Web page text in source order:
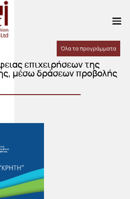
Όλα τα προγράμματα
επιχειρήσεων της
μέσω δράσεων προβολής